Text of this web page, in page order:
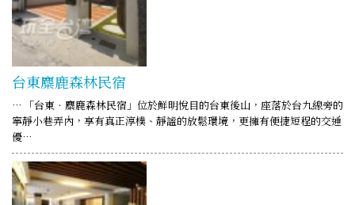
台東麋鹿森林民宿
… 「台東‧麋鹿森林民宿」位於鮮明悅目的台東後山，座落於台九線旁的
寧靜小巷弄內，享有真正淳樸、靜謐的放鬆環境，更擁有便捷短程的交通
優…